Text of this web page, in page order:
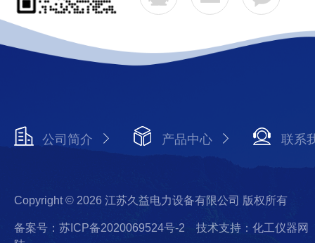
公司简介 产品中心 联系
Copyright © 2026 江苏久益电力设备有限公司 版权所有
备案号：苏ICP备2020069524号-2
技术支持：化工仪器网